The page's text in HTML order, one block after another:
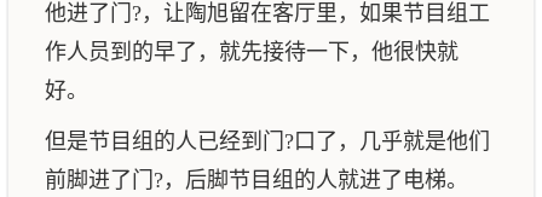
他进了门?，让陶旭留在客厅里，如果节目组工
作人员到的早了，就先接待一下，他很快就
好。
但是节目组的人已经到门?口了，几乎就是他们
前脚进了门?，后脚节目组的人就进了电梯。